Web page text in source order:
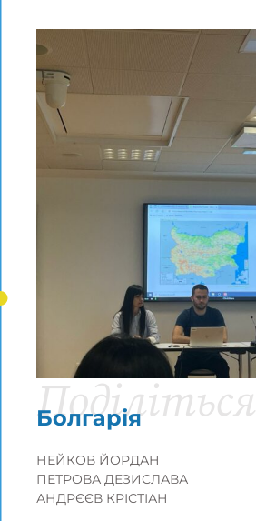
Болгарія
Поділіться
НЕЙКОВ ЙОРДАН
ПЕТРОВА ДЕЗИСЛАВА
АНДРЄЄВ КРІСТІАН